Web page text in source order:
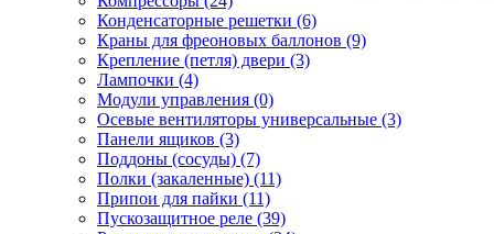
Конденсаторные решетки (6)
Краны для фреоновых баллонов (9)
Крепление (петля) двери (3)
Лампочки (4)
Модули управления (0)
Осевые вентиляторы универсальные (3)
Панели ящиков (3)
Поддоны (сосуды) (7)
Полки (закаленные) (11)
Припои для пайки (11)
Пускозащитное реле (39)